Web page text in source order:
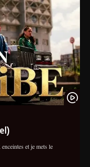
et je mets le